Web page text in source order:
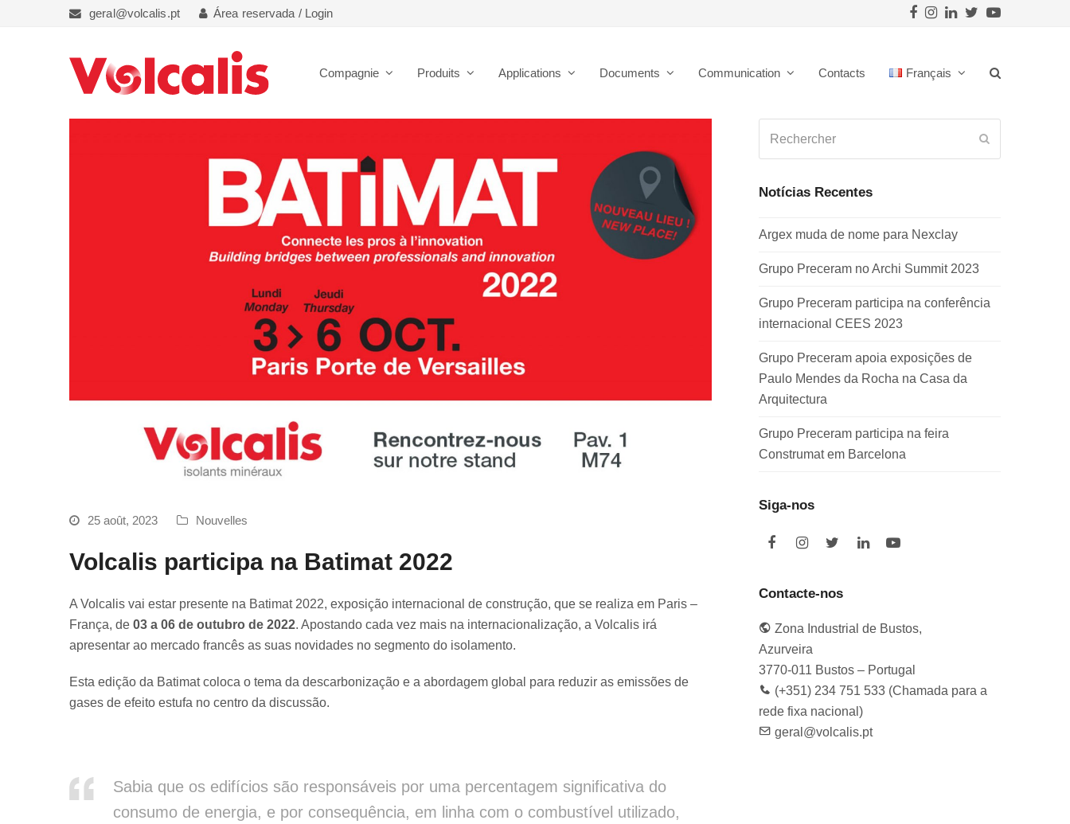
geral@volcalis.pt Área reservada / Login Facebook
Instagram
LinkedIn
Twitter
Compagnie Produits Applications Documents Communication Contacts Français
25 août, 2023 Nouvelles
Volcalis participa na Batimat 2022
A Volcalis vai estar presente na Batimat 2022, exposição internacional de construção, que se realiza em Paris –
França, de 03 a 06 de outubro de 2022. Apostando cada vez mais na internacionalização, a Volcalis irá
apresentar ao mercado francês as suas novidades no segmento do isolamento.
Esta edição da Batimat coloca o tema da descarbonização e a abordagem global para reduzir as emissões de
gases de efeito estufa no centro da discussão.
Sabia que os edifícios são responsáveis por uma percentagem significativa do
consumo de energia, e por consequência, em linha com o combustível utilizado,
Notícias Recentes
Argex muda de nome para Nexclay
Grupo Preceram no Archi Summit 2023
Grupo Preceram participa na conferência
internacional CEES 2023
Grupo Preceram apoia exposições de
Paulo Mendes da Rocha na Casa da
Arquitectura
Grupo Preceram participa na feira
Construmat em Barcelona
Siga-nos
F
e
o
o
k
I
t
g
r
a
m
T
t
e
r
L
d
I
Y
e
Contacte-nos
Zona Industrial de Bustos,
Azurveira
3770-011 Bustos – Portugal
(+351) 234 751 533 (Chamada para a
rede fixa nacional)
geral@volcalis.pt